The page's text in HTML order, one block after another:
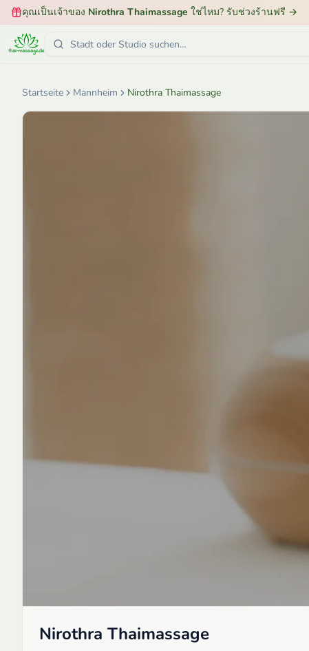
คุณเป็นเจ้าของ Nirothra Thaimassage ใช่ไหม? รับช่วงร้านฟรี →
Startseite Mannheim Nirothra Thaimassage
Nirothra Thaimassage